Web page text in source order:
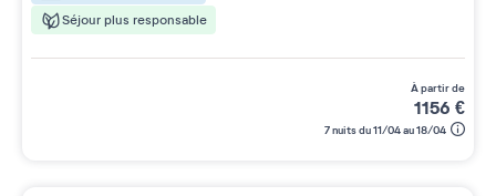
Séjour plus responsable
à partir de
1156 €
7 nuits du 11/04 au 18/04